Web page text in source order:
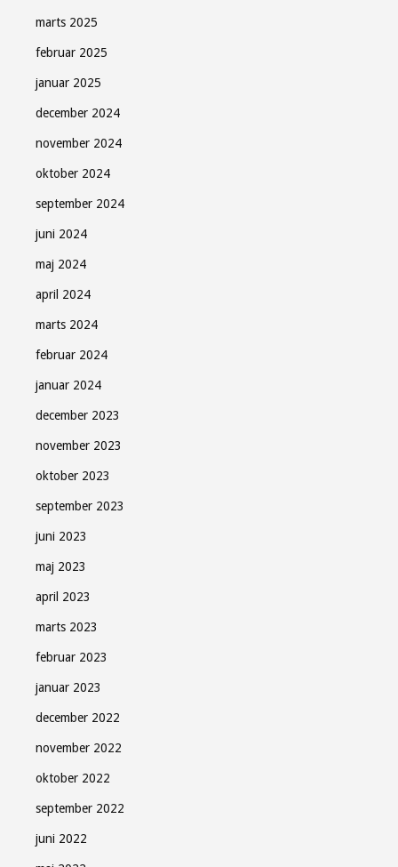
marts 2025
februar 2025
januar 2025
december 2024
november 2024
oktober 2024
september 2024
juni 2024
maj 2024
april 2024
marts 2024
februar 2024
januar 2024
december 2023
november 2023
oktober 2023
september 2023
juni 2023
maj 2023
april 2023
marts 2023
februar 2023
januar 2023
december 2022
november 2022
oktober 2022
september 2022
juni 2022